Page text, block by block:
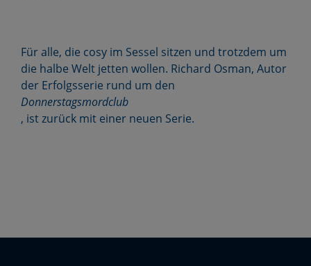
Für alle, die cosy im Sessel sitzen und trotzdem um
die halbe Welt jetten wollen. Richard Osman, Autor
der Erfolgsserie rund um den
Donnerstagsmordclub
, ist zurück mit einer neuen Serie.